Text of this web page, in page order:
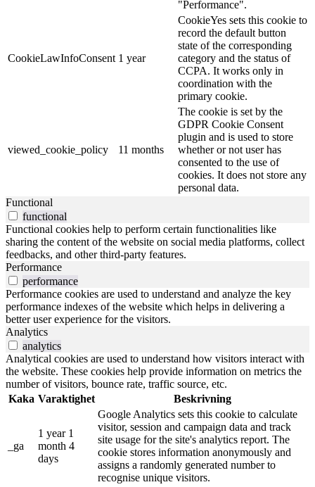
"Performance".
CookieLawInfoConsent 1 year
CookieYes sets this cookie to
record the default button
state of the corresponding
category and the status of
CCPA. It works only in
coordination with the
primary cookie.
viewed_cookie_policy 11 months
The cookie is set by the
GDPR Cookie Consent
plugin and is used to store
whether or not user has
consented to the use of
cookies. It does not store any
personal data.
Functional
functional
Functional cookies help to perform certain functionalities like
sharing the content of the website on social media platforms, collect
feedbacks, and other third-party features.
Performance
performance
Performance cookies are used to understand and analyze the key
performance indexes of the website which helps in delivering a
better user experience for the visitors.
Analytics
analytics
Analytical cookies are used to understand how visitors interact with
the website. These cookies help provide information on metrics the
number of visitors, bounce rate, traffic source, etc.
Kaka Varaktighet Beskrivning
_ga
1 year 1
month 4
days
Google Analytics sets this cookie to calculate
visitor, session and campaign data and track
site usage for the site's analytics report. The
cookie stores information anonymously and
assigns a randomly generated number to
recognise unique visitors.